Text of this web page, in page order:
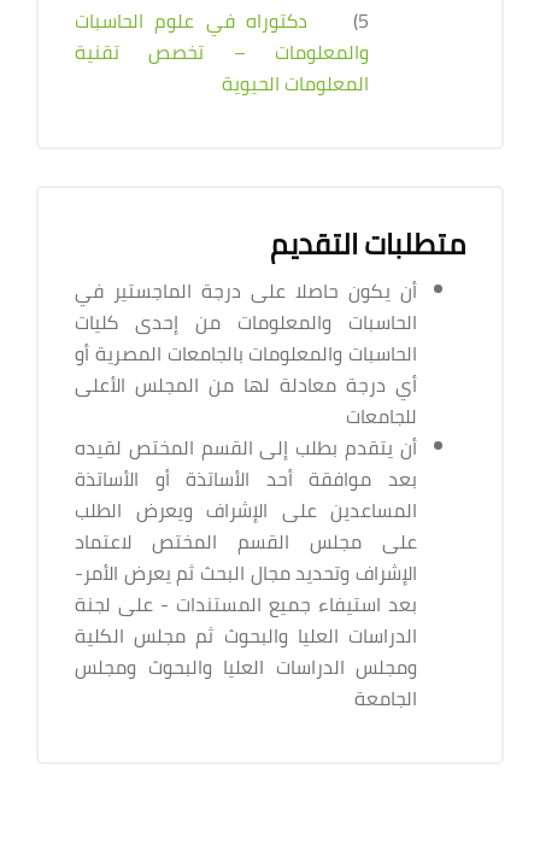
5)
دكتوراه في علوم الحاسبات
والمعلومات – تخصص تقنية
المعلومات الحيوية
متطلبات التقديم
أن يكون حاصلا على درجة الماجستير في
الحاسبات والمعلومات من إحدى كليات
الحاسبات والمعلومات بالجامعات المصرية أو
أي درجة معادلة لها من المجلس الأعلى
للجامعات
أن يتقدم بطلب إلى القسم المختص لقيده
بعد موافقة أحد الأساتذة أو الأساتذة
المساعدين على الإشراف ويعرض الطلب
على مجلس القسم المختص لاعتماد
الإشراف وتحديد مجال البحث ثم يعرض الأمر-
بعد استيفاء جميع المستندات - على لجنة
الدراسات العليا والبحوث ثم مجلس الكلية
ومجلس الدراسات العليا والبحوث ومجلس
الجامعة